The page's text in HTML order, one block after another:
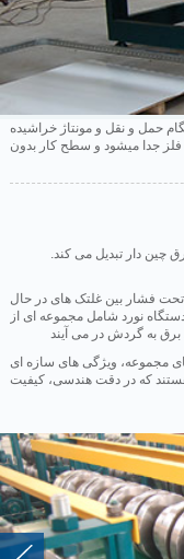
حمل و نقل و مونتاژ خراشیده
جدا میشود و سطح کار بدون
چین دار تبدیل می کند
فشار بین غلتک های در حال
نورد شامل مجموعه ای از
به گردش در می آیند
مجموعه، ویژگی های سازه ای
که در دقت هندسی، کیفیت